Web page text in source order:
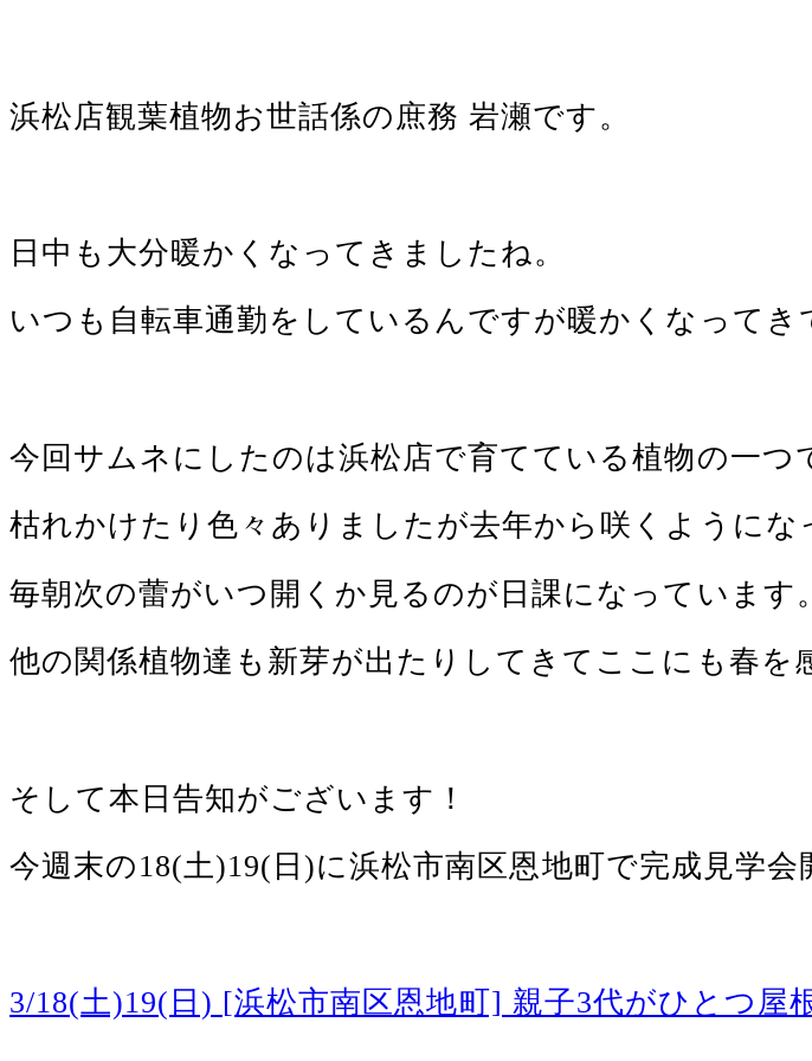
浜松店観葉植物お世話係の庶務 岩瀬です。
日中も大分暖かくなってきましたね。
いつも自転車通勤をしているんですが暖かくなってき
今回サムネにしたのは浜松店で育てている植物の一つ
枯れかけたり色々ありましたが去年から咲くようにな
毎朝次の蕾がいつ開くか見るのが日課になっています。
他の関係植物達も新芽が出たりしてきてここにも春を
そして本日告知がございます！
今週末の18(土)19(日)に浜松市南区恩地町で完成見学会
3/18(土)19(日) [浜松市南区恩地町] 親子3代がひとつ屋